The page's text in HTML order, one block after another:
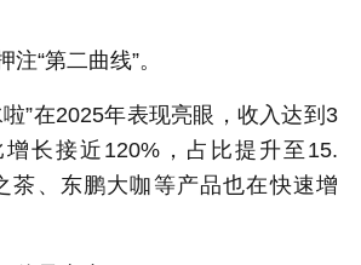
“第二曲线”。
”在2025年表现亮眼，收入达到3
长接近120%，占比提升至15.
茶、东鹏大咖等产品也在快速增